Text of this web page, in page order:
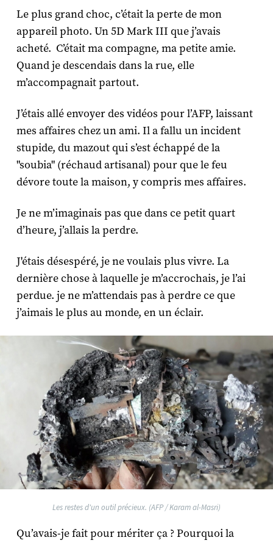
Le plus grand choc, c’était la perte de mon
appareil photo. Un 5D Mark III que j’avais
acheté. C’était ma compagne, ma petite amie.
Quand je descendais dans la rue, elle
m’accompagnait partout.
J’étais allé envoyer des vidéos pour l’AFP, laissant
mes affaires chez un ami. Il a fallu un incident
stupide, du mazout qui s’est échappé de la
"soubia" (réchaud artisanal) pour que le feu
dévore toute la maison, y compris mes affaires.
Je ne m’imaginais pas que dans ce petit quart
d’heure, j’allais la perdre.
J'étais désespéré, je ne voulais plus vivre. La
dernière chose à laquelle je m’accrochais, je l’ai
perdue. je ne m’attendais pas à perdre ce que
j’aimais le plus au monde, en un éclair.
Les restes d'un outil précieux. (AFP / Karam al-Masri)
Qu’avais-je fait pour mériter ça ? Pourquoi la